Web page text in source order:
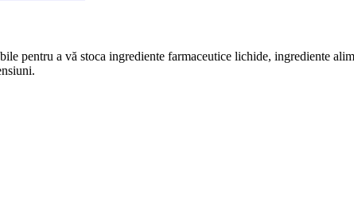
pentru a vă stoca ingrediente farmaceutice lichide, ingrediente